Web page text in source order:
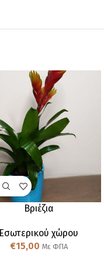
Βριέζια
Εσωτερικού χώρου
€15,00 Με ΦΠΑ